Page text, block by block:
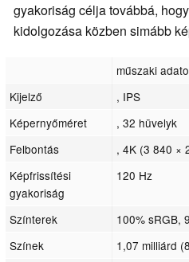
gyakoriság célja továbbá,
kidolgozása közben simább
műszaki
Kijelző
, IPS
Képernyőméret
, 32 hüvelyk
Felbontás
, 4K (3 840 ×
Képfrissítési
gyakoriság
120 Hz
Színterek
100% sRGB,
Színek
1,07 milliárd